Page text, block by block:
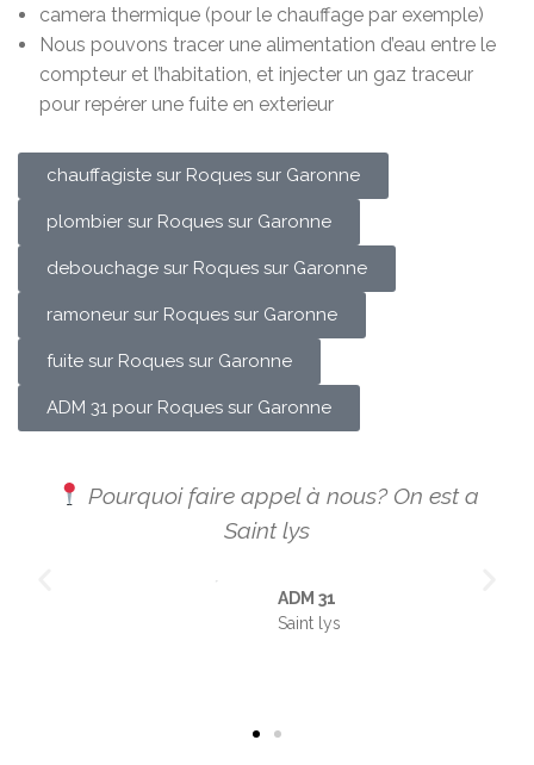
camera thermique (pour le chauffage par exemple)
Nous pouvons tracer une alimentation d’eau entre le
compteur et l’habitation, et injecter un gaz traceur
pour repérer une fuite en exterieur
chauffagiste sur Roques sur Garonne
plombier sur Roques sur Garonne
debouchage sur Roques sur Garonne
ramoneur sur Roques sur Garonne
fuite sur Roques sur Garonne
ADM 31 pour Roques sur Garonne
Pourquoi faire appel à nous? On est a
Saint lys
ADM 31
Saint lys